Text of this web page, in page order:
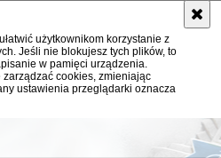
użytkownikom korzystanie z
Jeśli nie blokujesz tych plików, to
w pamięci urządzenia.
cookies, zmieniając
ustawienia przeglądarki oznacza